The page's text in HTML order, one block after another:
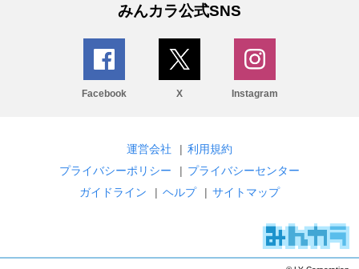
みんカラ公式SNS
Facebook X Instagram
運営会社 | 利用規約
プライバシーポリシー
| プライバシーセンター
ガイドライン
| ヘルプ | サイトマップ